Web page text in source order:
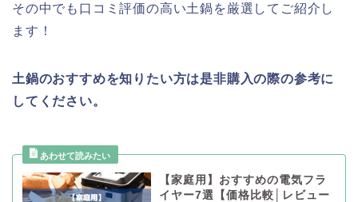
その中でも口コミ評価の高い土鍋を厳選してご紹介し
ます！
土鍋のおすすめを知りたい方は是非購入の際の参考に
してください。
【家庭用】おすすめの電気フラ
イヤー7選【価格比較│レビュー